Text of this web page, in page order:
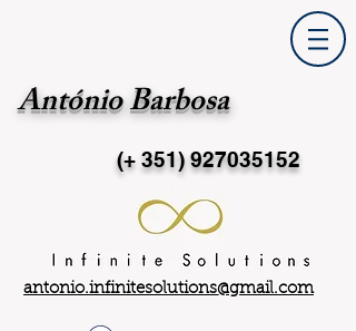
António Barbosa
(+ 351)927035152
antonio.infinitesolutions@gmail.com